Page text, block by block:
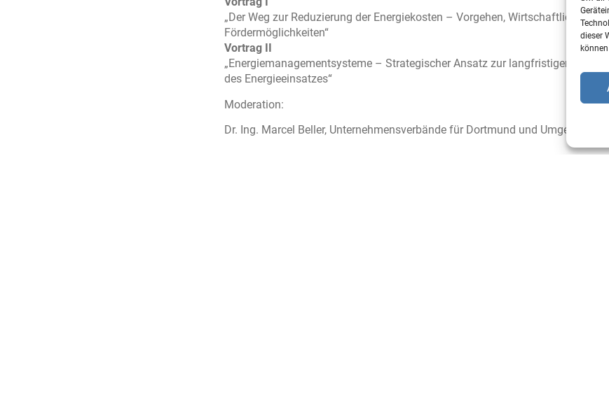
dieser
„Der Weg zur Reduzierung der Energiekosten – Vorgehen, Wirtschaftlichkeit,
Fördermöglichkeiten“
Vortrag II
„Energiemanagementsysteme – Strategischer Ansatz zur langfristigen
des Energieeinsatzes“
Moderation:
Dr. Ing. Marcel Beller, Unternehmensverbände für Dortmund und Umgebung